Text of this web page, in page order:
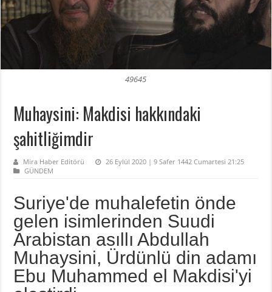
49645
Muhaysini: Makdisi hakkındaki
şahitliğimdir
Mira Haber Editörü
26 Eylül 2020 | 9 Safer 1442 Cumartesi 21:25
GÜNDEM
Suriye'de muhalefetin önde
gelen isimlerinden Suudi
Arabistan asıllı Abdullah
Muhaysini, Ürdünlü din adamı
Ebu Muhammed el Makdisi'yi